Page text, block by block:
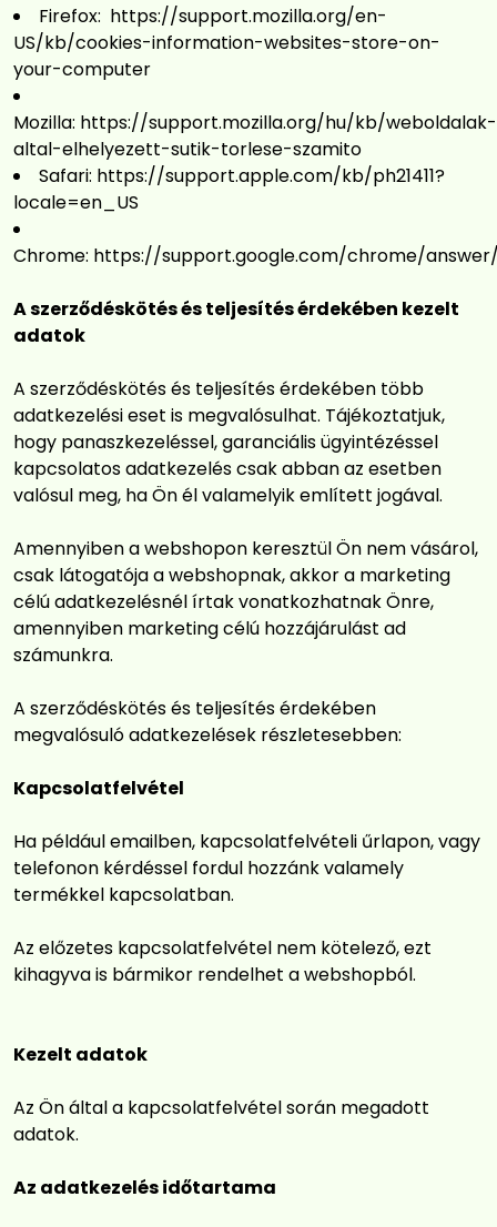
Firefox: https://support.mozilla.org/en-
US/kb/cookies-information-websites-store-on-
your-computer
Mozilla: https://support.mozilla.org/hu/kb/weboldalak-
altal-elhelyezett-sutik-torlese-szamito
Safari: https://support.apple.com/kb/ph21411?
locale=en_US
Chrome: https://support.google.com/chrome/
A szerződéskötés és teljesítés érdekében kezelt
adatok
A szerződéskötés és teljesítés érdekében több
adatkezelési eset is megvalósulhat. Tájékoztatjuk,
hogy panaszkezeléssel, garanciális ügyintézéssel
kapcsolatos adatkezelés csak abban az esetben
valósul meg, ha Ön él valamelyik említett jogával.
Amennyiben a webshopon keresztül Ön nem vásárol,
csak látogatója a webshopnak, akkor a marketing
célú adatkezelésnél írtak vonatkozhatnak Önre,
amennyiben marketing célú hozzájárulást ad
számunkra.
A szerződéskötés és teljesítés érdekében
megvalósuló adatkezelések részletesebben:
Kapcsolatfelvétel
Ha például emailben, kapcsolatfelvételi űrlapon, vagy
telefonon kérdéssel fordul hozzánk valamely
termékkel kapcsolatban.
Az előzetes kapcsolatfelvétel nem kötelező, ezt
kihagyva is bármikor rendelhet a webshopból.
Kezelt adatok
Az Ön által a kapcsolatfelvétel során megadott
adatok.
Az adatkezelés időtartama